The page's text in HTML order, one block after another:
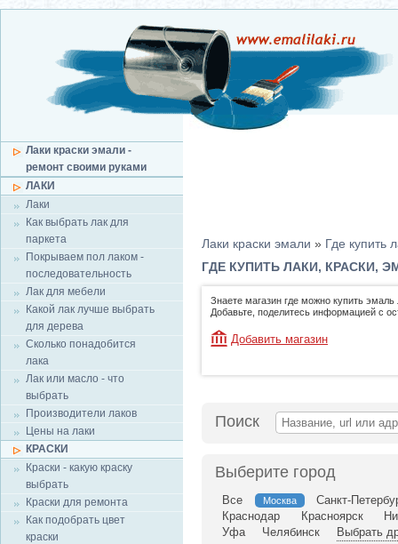
Лаки краски эмали -
ремонт своими руками
ЛАКИ
Лаки
Как выбрать лак для
паркета
Покрываем пол лаком -
последовательность
Лак для мебели
Какой лак лучше выбрать
для дерева
Сколько понадобится
лака
Лак или масло - что
выбрать
Производители лаков
Цены на лаки
КРАСКИ
Краски - какую краску
выбрать
Краски для ремонта
Как подобрать цвет
краски
Лаки краски эмали » Где купить
ГДЕ КУПИТЬ ЛАКИ, КРАСКИ,
Знаете магазин где можно купить эмаль
Добавьте, поделитесь информацией с
Добавить магазин
Поиск
Выберите город
Все Москва
Санкт-
Краснодар
Красноярск
Уфа
Челябинск Выбрать